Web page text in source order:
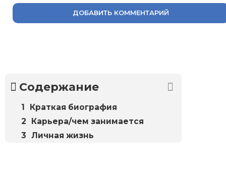
ДОБАВИТЬ КОММЕНТАРИЙ
Содержание
Краткая биография
Карьера/чем занимается
Личная жизнь